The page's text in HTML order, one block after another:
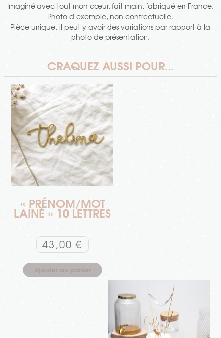
Imaginé avec tout mon cœur, fait main, fabriqué en France.
Photo d’exemple, non contractuelle.
Pièce unique, il peut y avoir des variations par rapport à la
photo de présentation.
CRAQUEZ AUSSI POUR...
« PRÉNOM/MOT
LAINÉ » 10 LETTRES
43,00€
Ajouter au panier